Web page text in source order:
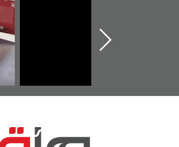
الشهيد سيد كاظم
السهلاوي في ذكراه
"حماة الباب الأخير":